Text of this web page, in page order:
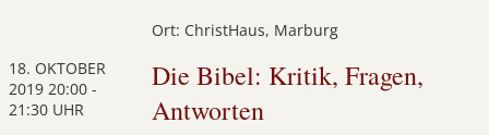
Ort: ChristHaus, Marburg
18. OKTOBER
2019 20:00 -
21:30 UHR
Die Bibel: Kritik, Fragen,
Antworten